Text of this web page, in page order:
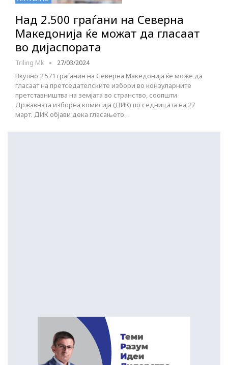
Над 2.500 граѓани на Северна
Македонија ќе можат да гласаат
во дијаспората
Triling Mk 27/03/2024
Вкупно 2.571 граѓанин на Северна Македонија ќе може да
гласаат на претседателските избори во конзуларните
претставништва на земјата во странство, соопшти
Државната изборна комисија (ДИК) по седницата на 27
март. ДИК објави дека гласањето…